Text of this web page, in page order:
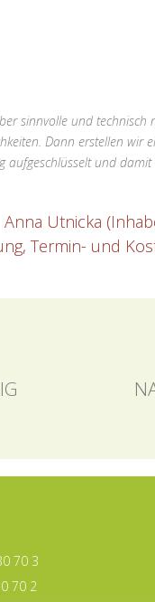
sinnvolle und technisch
Dann erstellen wir
aufgeschlüsselt und
Anna Utnicka
Termin- und
70 3
70 2